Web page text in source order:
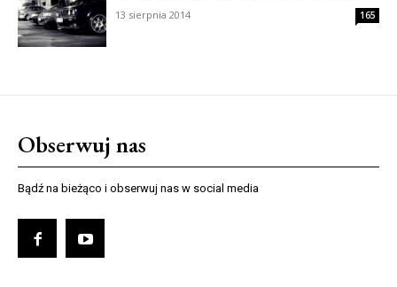
13 sierpnia 2014 165
Obserwuj nas
Bądź na bieżąco i obserwuj nas w social media